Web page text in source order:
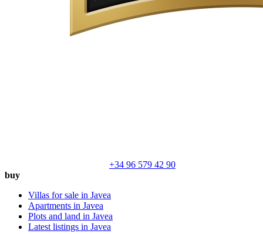
+34 96 579 42 90
buy
Villas for sale in Javea
Apartments in Javea
Plots and land in Javea
Latest listings in Javea